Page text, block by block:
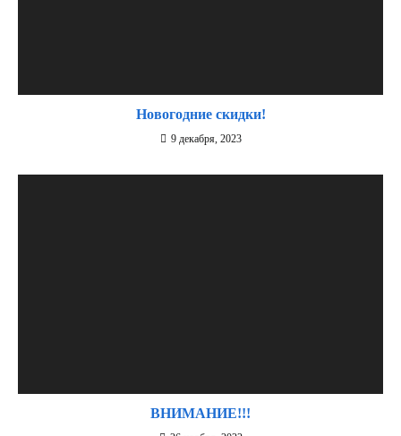
Новогодние скидки!
9 декабря, 2023
ВНИМАНИЕ!!!